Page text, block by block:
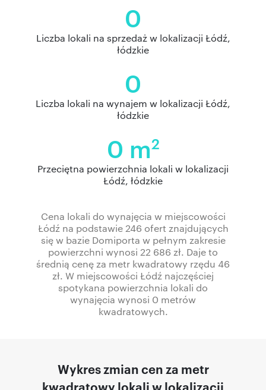
0
Liczba lokali na sprzedaż w lokalizacji Łódź,
łódzkie
0
Liczba lokali na wynajem w lokalizacji Łódź,
łódzkie
0 m2
Przeciętna powierzchnia lokali w lokalizacji
Łódź, łódzkie
Cena lokali do wynajęcia w miejscowości
Łódź na podstawie 246 ofert znajdujących
się w bazie Domiporta w pełnym zakresie
powierzchni wynosi 22 686 zł. Daje to
średnią cenę za metr kwadratowy rzędu 46
zł. W miejscowości Łódź najczęściej
spotykana powierzchnia lokali do
wynajęcia wynosi 0 metrów
kwadratowych.
Wykres zmian cen za metr
kwadratowy lokali w lokalizacji